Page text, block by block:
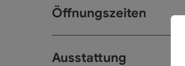
Öffnungszeiten
Ausstattung